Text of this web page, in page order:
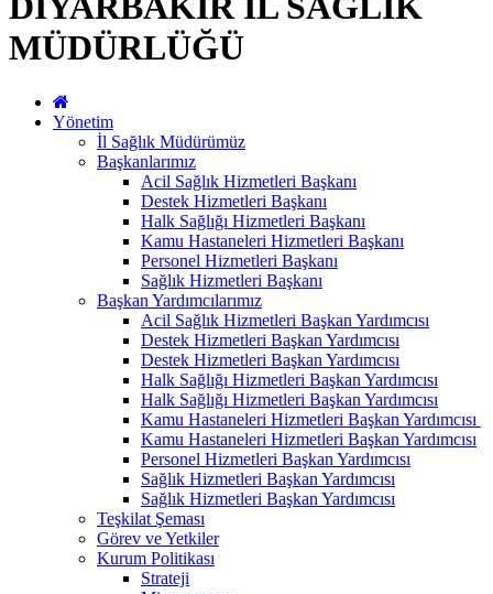
MÜDÜRLÜĞÜ
Yönetim
İl Sağlık Müdürümüz
Başkanlarımız
Acil Sağlık Hizmetleri Başkanı
Destek Hizmetleri Başkanı
Halk Sağlığı Hizmetleri Başkanı
Kamu Hastaneleri Hizmetleri Başkanı
Personel Hizmetleri Başkanı
Sağlık Hizmetleri Başkanı
Başkan Yardımcılarımız
Acil Sağlık Hizmetleri Başkan Yardımcısı
Destek Hizmetleri Başkan Yardımcısı
Destek Hizmetleri Başkan Yardımcısı
Halk Sağlığı Hizmetleri Başkan Yardımcısı
Halk Sağlığı Hizmetleri Başkan Yardımcısı
Kamu Hastaneleri Hizmetleri Başkan Yardımcısı ​
Kamu Hastaneleri Hizmetleri Başkan Yardımcısı
Personel Hizmetleri Başkan Yardımcısı
Sağlık Hizmetleri Başkan Yardımcısı
Sağlık Hizmetleri Başkan Yardımcısı
Teşkilat Şeması
Görev ve Yetkiler
Kurum Politikası
Strateji